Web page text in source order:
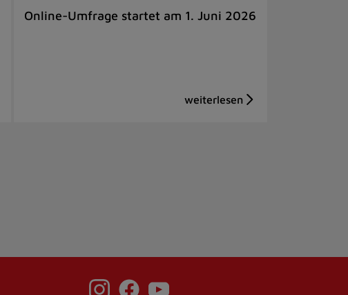
Online-Umfrage startet am 1. Juni 2026